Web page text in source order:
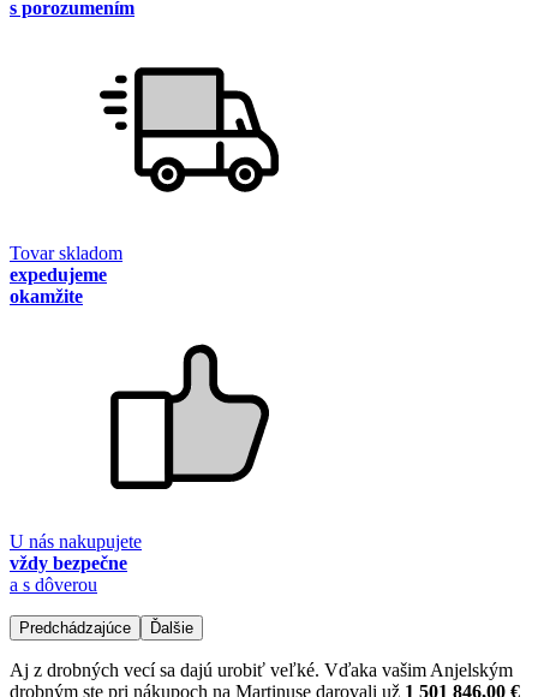
s porozumením
Tovar skladom
expedujeme
okamžite
U nás nakupujete
vždy bezpečne
a s dôverou
Predchádzajúce Ďalšie
Aj z drobných vecí sa dajú urobiť veľké. Vďaka vašim Anjelským
drobným ste pri nákupoch na Martinuse darovali už 1 501 846,00 €